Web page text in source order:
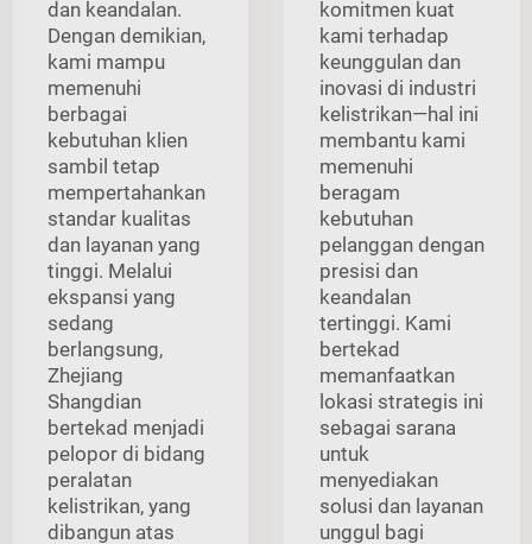
dan keandalan.
Dengan demikian,
kami mampu
memenuhi
berbagai
kebutuhan klien
sambil tetap
mempertahankan
standar kualitas
dan layanan yang
tinggi. Melalui
ekspansi yang
sedang
berlangsung,
Zhejiang
Shangdian
bertekad menjadi
pelopor di bidang
peralatan
kelistrikan, yang
dibangun atas
komitmen kuat
kami terhadap
keunggulan dan
inovasi di industri
kelistrikan—hal ini
membantu kami
memenuhi
beragam
kebutuhan
pelanggan dengan
presisi dan
keandalan
tertinggi. Kami
bertekad
memanfaatkan
lokasi strategis ini
sebagai sarana
untuk
menyediakan
solusi dan layanan
unggul bagi